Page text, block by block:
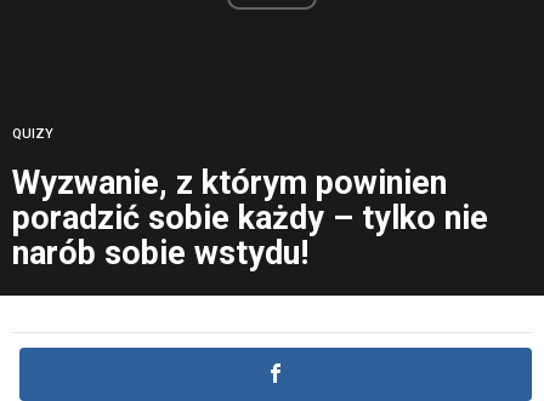
QUIZY
Wyzwanie, z którym powinien
poradzić sobie każdy – tylko nie
narób sobie wstydu!